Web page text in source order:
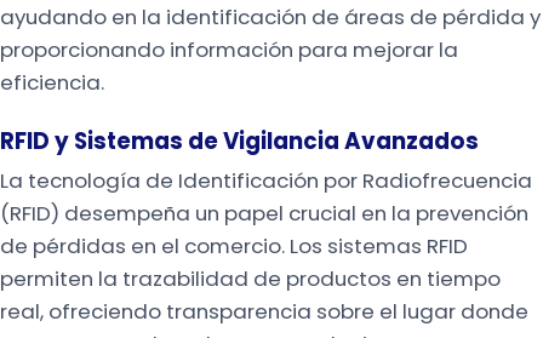
ayudando en la identificación de áreas de pérdida y
proporcionando información para mejorar la
eficiencia.
RFID y Sistemas de Vigilancia Avanzados
La tecnología de Identificación por Radiofrecuencia
(RFID) desempeña un papel crucial en la prevención
de pérdidas en el comercio. Los sistemas RFID
permiten la trazabilidad de productos en tiempo
real, ofreciendo transparencia sobre el lugar donde